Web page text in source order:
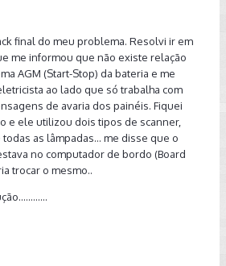
final do meu problema. Resolvi ir em
me informou que não existe relação
AGM (Start-Stop) da bateria e me
ao lado que só trabalha com
de avaria dos painéis. Fiquei
e ele utilizou dois tipos de scanner,
as lâmpadas... me disse que o
no computador de bordo (Board
trocar o mesmo..